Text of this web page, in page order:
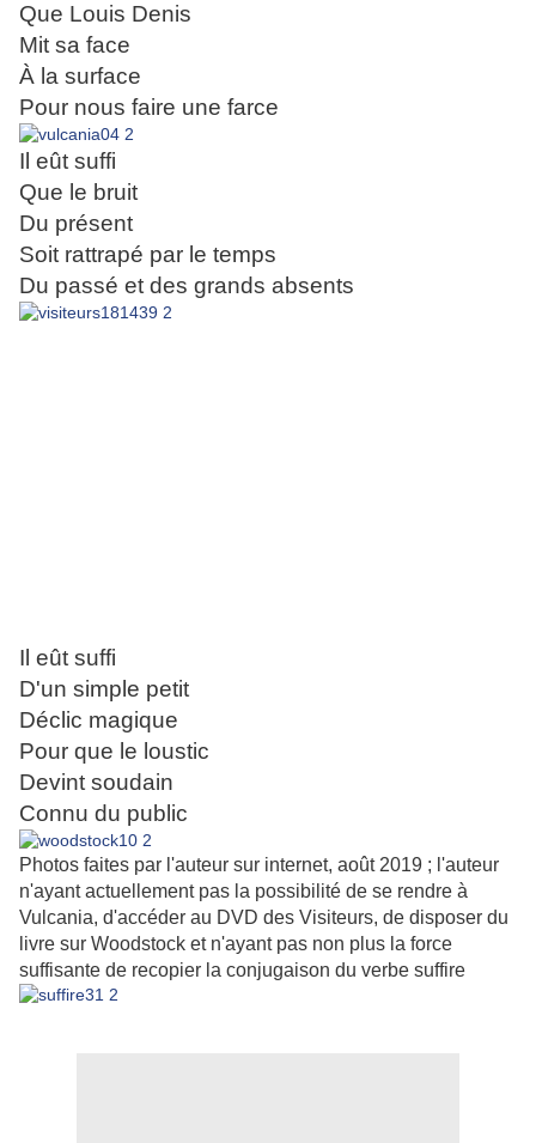
Que Louis Denis
Mit sa face
À la surface
Pour nous faire une farce
Il eût suffi
Que le bruit
Du présent
Soit rattrapé par le temps
Du passé et des grands absents
Il eût suffi
D'un simple petit
Déclic magique
Pour que le loustic
Devint soudain
Connu du public
Photos faites par l'auteur sur internet, août 2019 ; l'auteur
n'ayant actuellement pas la possibilité de se rendre à
Vulcania, d'accéder au DVD des Visiteurs, de disposer du
livre sur Woodstock et n'ayant pas non plus la force
suffisante de recopier la conjugaison du verbe suffire